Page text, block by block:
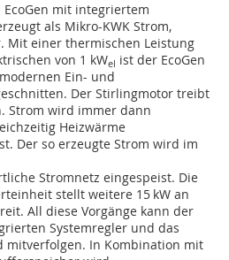
EcoGen mit integriertem
als Mikro-KWK Strom,
Mit einer thermischen Leistung
von 1 kWel ist der EcoGen
Ein- und
Der Stirlingmotor treibt
Strom wird immer dann
Heizwärme
Der so erzeugte Strom wird im
Stromnetz eingespeist. Die
stellt weitere 15 kW an
All diese Vorgänge kann der
Systemregler und das
mitverfolgen. In Kombination mit